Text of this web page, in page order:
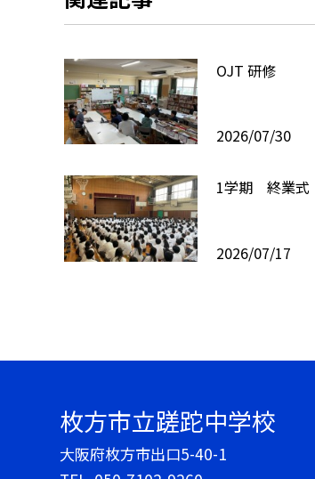
OJT 研修
2026/07/30
1学期 終業式
2026/07/17
枚方市立蹉跎中学校
大阪府枚方市出口5-40-1